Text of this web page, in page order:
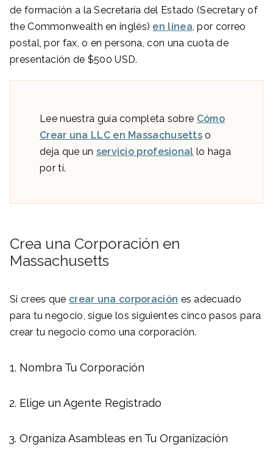
de formación a la Secretaría del Estado (Secretary of
the Commonwealth en inglés) en línea , por correo
postal, por fax, o en persona, con una cuota de
presentación de $500 USD.
Lee nuestra guía completa sobre Cómo
Crear una LLC en Massachusetts o
deja que un servicio profesional lo haga
por tí.
Crea una Corporación en
Massachusetts
Si crees que crear una corporación es adecuado
para tu negocio, sigue los siguientes cinco pasos para
crear tu negocio como una corporación.
Nombra Tu Corporación
Elige un Agente Registrado
Organiza Asambleas en Tu Organización